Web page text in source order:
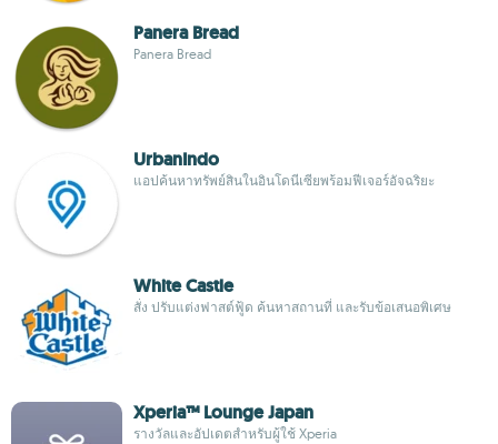
Panera Bread
Panera Bread
UrbanIndo
แอปค้นหาทรัพย์สินในอินโดนีเซียพร้อมฟีเจอร์อัจฉริยะ
White Castle
สั่ง ปรับแต่งฟาสต์ฟู้ด ค้นหาสถานที่ และรับข้อเสนอพิเศษ
Xperia™ Lounge Japan
รางวัลและอัปเดตสำหรับผู้ใช้ Xperia